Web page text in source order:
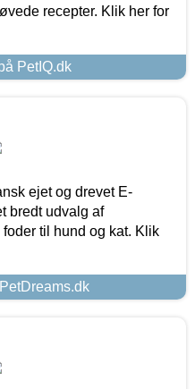
recepter. Klik her for
PetIQ.dk
ejet og drevet E-
bredt udvalg af
til hund og kat. Klik